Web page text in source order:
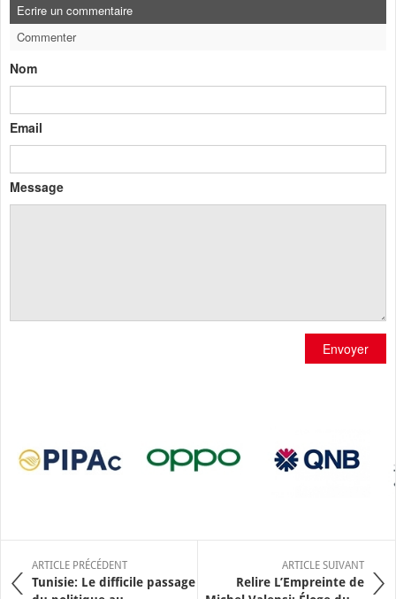
Ecrire un commentaire
Commenter
Nom
Email
Message
Envoyer
ARTICLE PRÉCÉDENT
Tunisie: Le difficile passage
ARTICLE SUIVANT
Relire L’Empreinte de